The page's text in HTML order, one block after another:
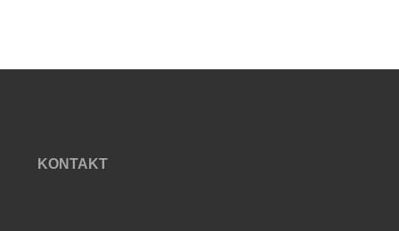
KONTAKT